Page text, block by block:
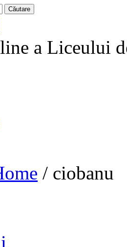
a Liceului
/ ciobanu